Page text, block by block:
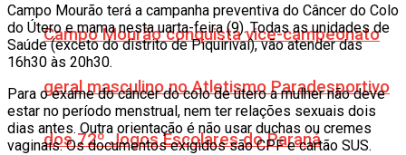
Campo Mourão conquista vice-campeonato
geral masculino no Atletismo Paradesportivo
dos 72º Jogos Escolares do Paraná
Campo Mourão terá a campanha preventiva do Câncer do Colo
do Útero e mama nesta uarta-feira (9). Todas as unidades de
Saúde (exceto do distrito de Piquirivaí), vão atender das
16h30 às 20h30.
Para o exame do câncer do colo de útero a mulher não deve
estar no período menstrual, nem ter relações sexuais dois
dias antes. Outra orientação é não usar duchas ou cremes
vaginais. Os documentos exigidos são CPF e cartão SUS.